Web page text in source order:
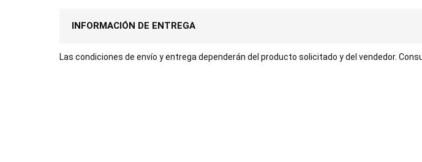
INFORMACIÓN DE ENTREGA
Las condiciones de envío y entrega dependerán del producto solicitado y del vendedor.